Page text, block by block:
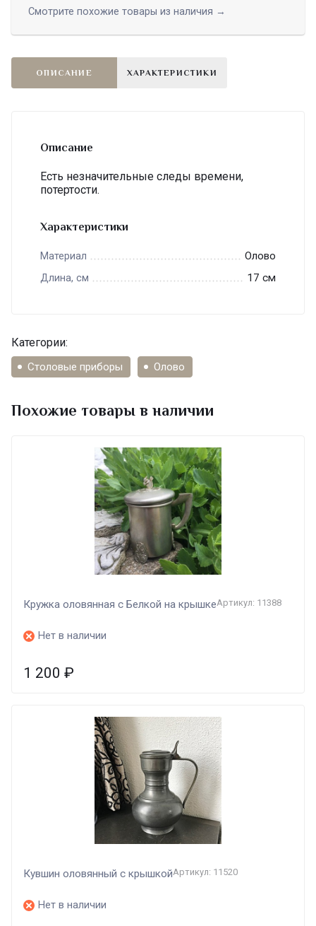
Смотрите похожие товары из наличия →
ОПИСАНИЕ ХАРАКТЕРИСТИКИ
Описание
Есть незначительные следы времени,
потертости.
Характеристики
Материал Олово
Длина, см 17 см
Категории:
Столовые приборы Олово
Похожие товары в наличии
Кружка оловянная с Белкой на крышкеАртикул: 11388
Нет в наличии
1 200 ₽
Кувшин оловянный с крышкойАртикул: 11520
Нет в наличии